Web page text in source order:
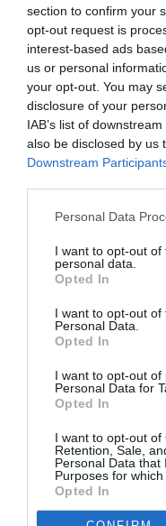
section to confirm your
opt-out request is
interest-based ads
us or personal
your opt-out. You may
disclosure of your
IAB’s list of
also be disclosed by us
Downstream
Personal Data
I want to opt-out
personal data.
Opted In
I want to opt-out of
Personal Data.
Opted In
I want to opt-out of
Personal Data for
Opted In
I want to opt-out of
Retention, Sale,
Personal Data that
Purposes for which
Opted In
crecimiento de
verano cortar las
medida que las
jardin en buenas
pequeños brotes